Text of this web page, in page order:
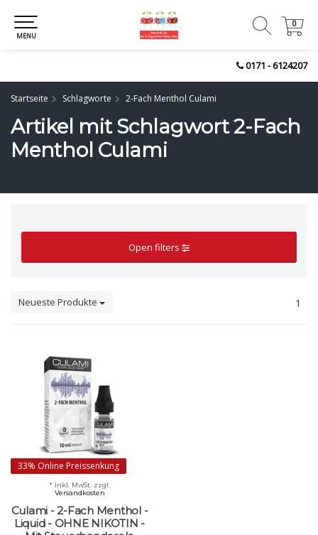
0171 - 6124207
0
0
MENU
Startseite Schlagworte 2-Fach Menthol Culami
Artikel mit Schlagwort 2-Fach
Menthol Culami
Open filters
Neueste Produkte 1
33% Online Preissenkung
Culami - 2-Fach Menthol -
Liquid - OHNE NIKOTIN -
* Inkl. MwSt. zzgl.
Versandkosten